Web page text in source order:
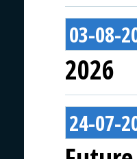
03-08-
2026
24-07-